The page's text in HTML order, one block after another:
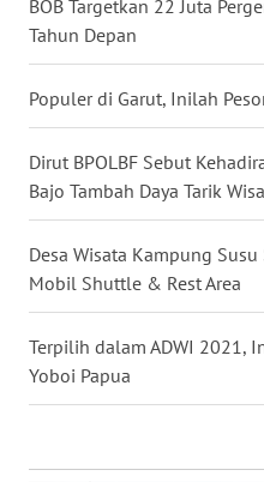
BOB Targetkan 22 Juta
Tahun Depan
Populer di Garut, Inilah
Dirut BPOLBF Sebut
Bajo Tambah Daya Tarik
Desa Wisata Kampung
Mobil Shuttle & Rest Area
Terpilih dalam ADWI 2021,
Yoboi Papua
NIAS
WN
LANGKAT
TAPANULI
SELATAN
WN
TANJUNG
LESUNG
WN